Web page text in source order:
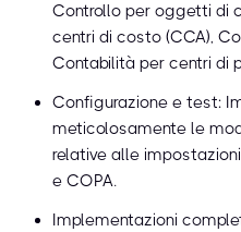
Controllo per oggetti di
centri di costo (CCA),
Contabilità per centri di
Configurazione e test:
meticolosamente le
relative alle impostazioni
e COPA.
Implementazioni